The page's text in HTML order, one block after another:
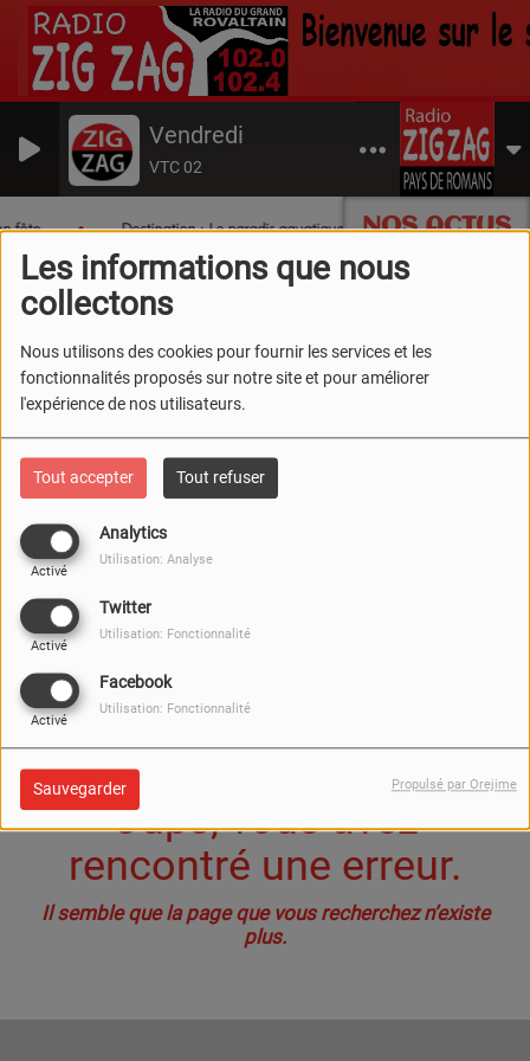
Les informations que nous
collectons
Nous utilisons des cookies pour fournir les services et les
fonctionnalités proposés sur notre site et pour améliorer
l'expérience de nos utilisateurs.
Tout accepter Tout refuser
Analytics
Activé
Utilisation: Analyse
Twitter
Activé
Utilisation: Fonctionnalité
Facebook
Activé
Utilisation: Fonctionnalité
Sauvegarder Propulsé par Orejime
Vendredi
VTC 02
NOS ACTUS
fête Destination : Le paradis aquatique du Sud Drôme !
Oups, vous avez
rencontré une erreur.
Il semble que la page que vous recherchez n’existe
plus.